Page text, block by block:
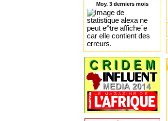
Moy. 3 derniers mois